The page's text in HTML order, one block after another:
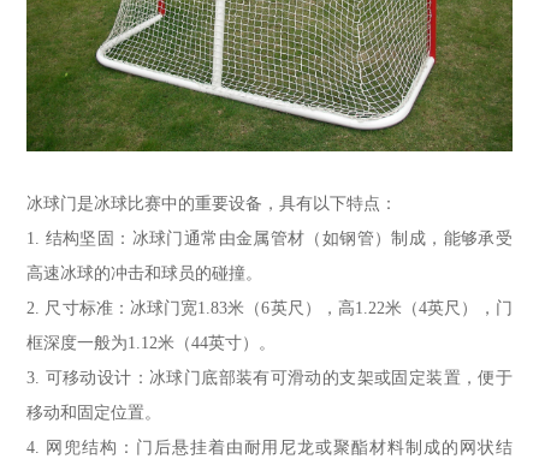
冰球门是冰球比赛中的重要设备，具有以下特点：
1. 结构坚固：冰球门通常由金属管材（如钢管）制成，能够承受
高速冰球的冲击和球员的碰撞。
2. 尺寸标准：冰球门宽1.83米（6英尺），高1.22米（4英尺），门
框深度一般为1.12米（44英寸）。
3. 可移动设计：冰球门底部装有可滑动的支架或固定装置，便于
移动和固定位置。
4. 网兜结构：门后悬挂着由耐用尼龙或聚酯材料制成的网状结